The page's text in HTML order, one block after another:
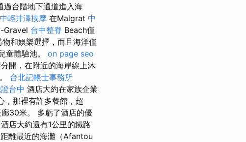
過台階地下通道進入海
輕井澤按摩 在Malgrat 中
Gravel 台中整脊 Beach僅
和娛樂選擇，而且海洋僅
童體驗池。 on page seo
開，在附近的海岸線上沐
台北記帳士事務所
台中 酒店大約在家族企業
那裡有許多餐館，超
30米。 多虧了酒店的優
酒店大約還有1公里的鐵路
距離最近的海灘（Afantou